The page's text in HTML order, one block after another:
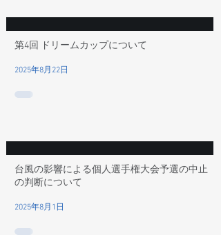
第4回 ドリームカップについて
2025年8月22日
台風の影響による個人選手権大会予選の中止
の判断について
2025年8月1日